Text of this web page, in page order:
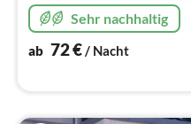
Sehr nachhaltig
ab 72€/ Nacht